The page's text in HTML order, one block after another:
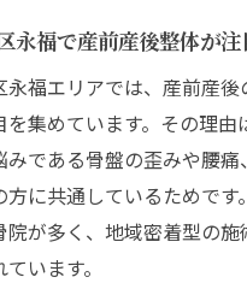
福町エリアで産前産後整体
ける産前産後整体の魅力
町の産前産後整体が支持
産後整体と永福エリアの
説
ックス空間で受ける産前産
永福で産前産後整体が
永福エリアでは、産前産後
を集めています。その理由
みである骨盤の歪みや腰痛
方に共通しているためです
院が多く、地域密着型の施
います。